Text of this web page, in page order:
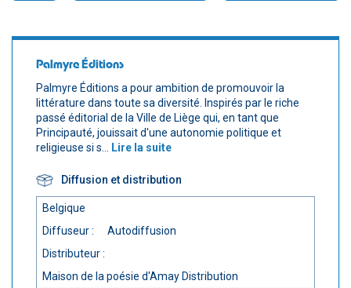
Palmyre Éditions
Palmyre Éditions a pour ambition de promouvoir la
littérature dans toute sa diversité. Inspirés par le riche
passé éditorial de la Ville de Liège qui, en tant que
Principauté, jouissait d'une autonomie politique et
religieuse si s...
Lire la suite
Diffusion et distribution
Belgique
Diffuseur :
Autodiffusion
Distributeur :
Maison de la poésie d'Amay Distribution